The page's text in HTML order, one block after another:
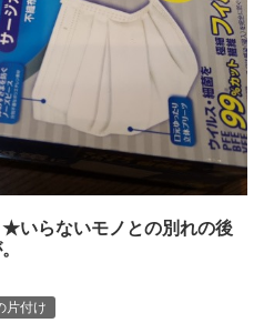
いらないモノとの別れの後
片付け